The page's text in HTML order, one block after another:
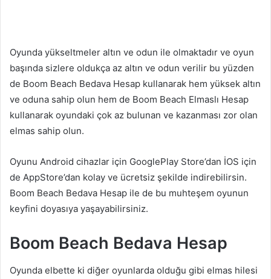
Oyunda yükseltmeler altın ve odun ile olmaktadır ve oyun
başında sizlere oldukça az altın ve odun verilir bu yüzden
de Boom Beach Bedava Hesap kullanarak hem yüksek altın
ve oduna sahip olun hem de Boom Beach Elmaslı Hesap
kullanarak oyundaki çok az bulunan ve kazanması zor olan
elmas sahip olun.
Oyunu Android cihazlar için GooglePlay Store’dan İOS için
de AppStore’dan kolay ve ücretsiz şekilde indirebilirsin.
Boom Beach Bedava Hesap ile de bu muhteşem oyunun
keyfini doyasıya yaşayabilirsiniz.
Boom Beach Bedava Hesap
Oyunda elbette ki diğer oyunlarda olduğu gibi elmas hilesi